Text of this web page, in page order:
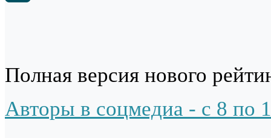
Полная версия нового
Авторы в соцмедиа - с 8 по